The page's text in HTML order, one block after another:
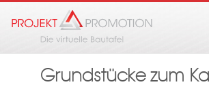
Grundstücke zum